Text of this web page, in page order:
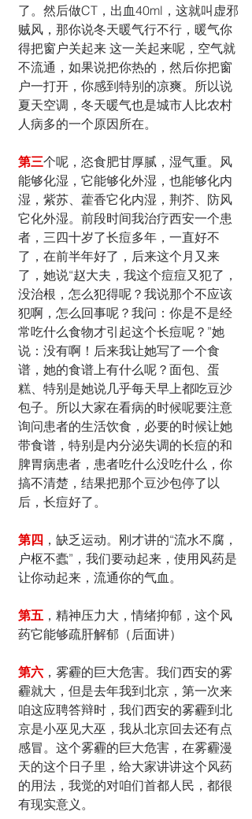
了。然后做CT，出血40ml，这就叫虚邪
贼风，那你说冬天暖气行不行，暖气你
得把窗户关起来 这一关起来呢，空气就
不流通，如果说把你热的，然后你把窗
户一打开，你感到特别的凉爽。所以说
夏天空调，冬天暖气也是城市人比农村
人病多的一个原因所在。
第三个呢，恣食肥甘厚腻，湿气重。风
能够化湿，它能够化外湿，也能够化内
湿，紫苏、藿香它化内湿，荆芥、防风
它化外湿。前段时间我治疗西安一个患
者，三四十岁了长痘多年，一直好不
了，在前半年好了，后来这个月又来
了，她说“赵大夫，我这个痘痘又犯了，
没治根，怎么犯得呢？我说那个不应该
犯啊，怎么回事呢？我问：你是不是经
常吃什么食物才引起这个长痘呢？”她
说：没有啊！后来我让她写了一个食
谱，她的食谱上有什么呢？面包、蛋
糕、特别是她说几乎每天早上都吃豆沙
包子。所以大家在看病的时候呢要注意
询问患者的生活饮食，必要的时候让她
带食谱，特别是内分泌失调的长痘的和
脾胃病患者，患者吃什么没吃什么，你
搞不清楚，结果把那个豆沙包停了以
后，长痘好了。
第四 ，缺乏运动。刚才讲的“流水不腐，
户枢不蠹”，我们要动起来，使用风药是
让你动起来，流通你的气血。
第五 ，精神压力大，情绪抑郁，这个风
药它能够疏肝解郁（后面讲）
第六 ，雾霾的巨大危害。我们西安的雾
霾就大，但是去年我到北京，第一次来
咱这应聘答辩时，我们西安的雾霾到北
京是小巫见大巫，我从北京回去还有点
感冒。这个雾霾的巨大危害，在雾霾漫
天的这个日子里，给大家讲讲这个风药
的用法，我觉的对咱们首都人民，都很
有现实意义。